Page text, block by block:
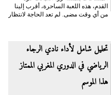
القدم، هذه اللعبة الساحرة، أقرب إلينا
من أي وقت مضى. لم تعد الحاجة لانتظار
تحليل شامل لأداء نادي الرجاء
الرياضي في الدوري المغربي الممتاز
هذا الموسم